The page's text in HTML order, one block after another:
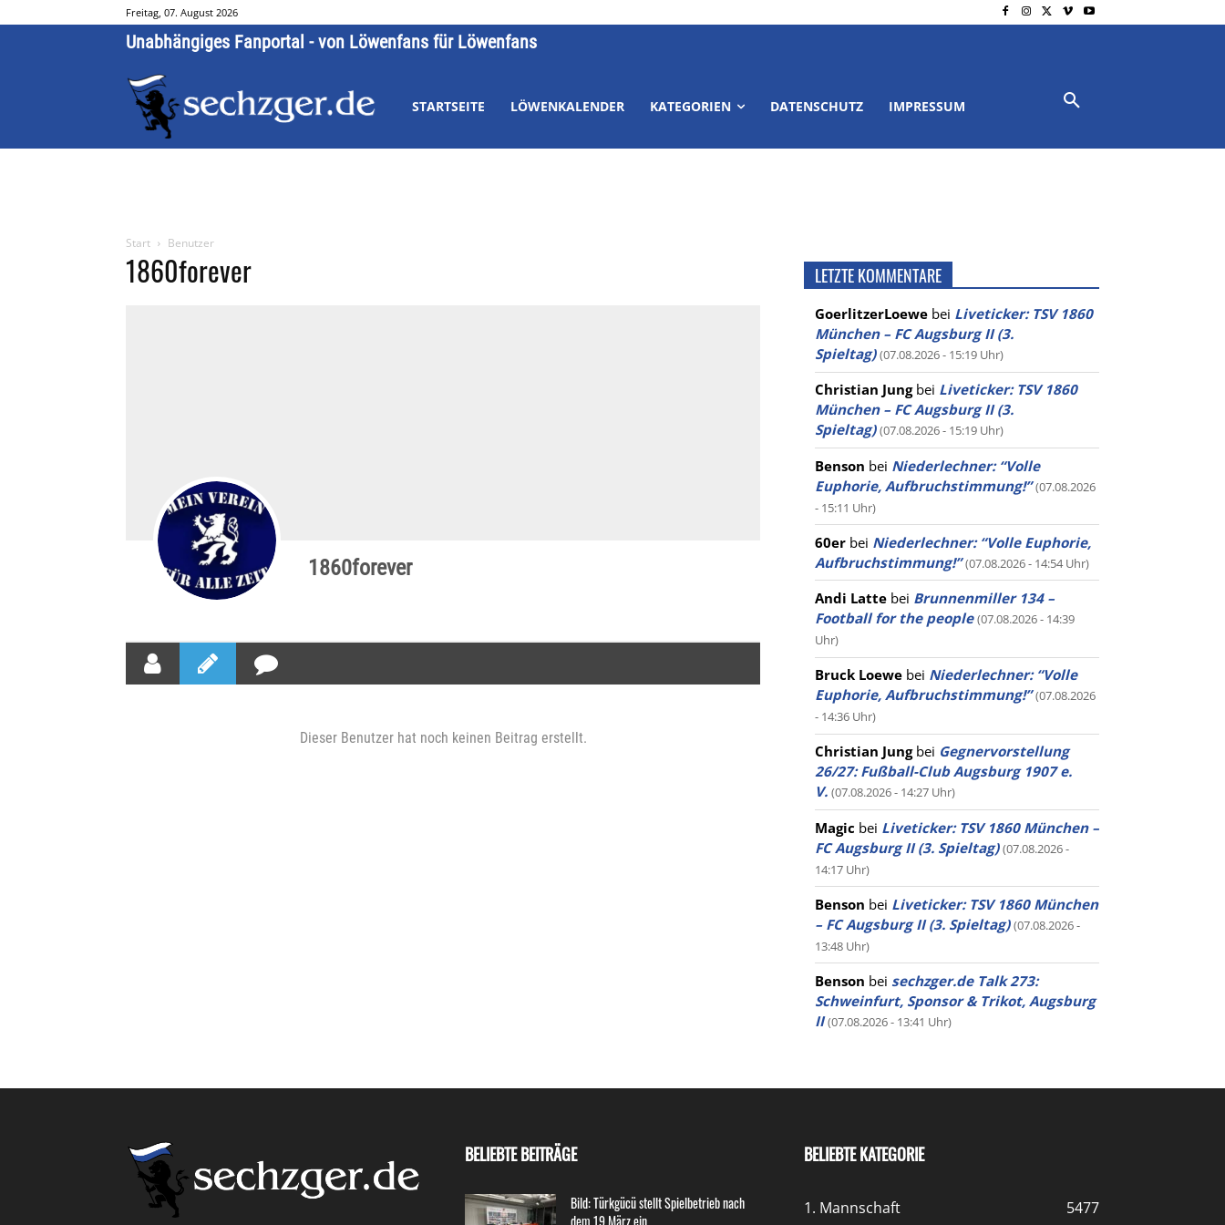
Freitag, 07. August 2026
Unabhängiges Fanportal - von Löwenfans für Löwenfans
STARTSEITE LÖWENKALENDER KATEGORIEN DATENSCHUTZ IMPRESSUM
Start Benutzer
1860forever
1860forever
Dieser Benutzer hat noch keinen Beitrag erstellt.
LETZTE KOMMENTARE
GoerlitzerLoewe bei Liveticker: TSV 1860
München – FC Augsburg II (3.
Spieltag) (07.08.2026 - 15:19 Uhr)
Christian Jungbei Liveticker: TSV 1860
München – FC Augsburg II (3.
Spieltag) (07.08.2026 - 15:19 Uhr)
Benson bei Niederlechner: “Volle
Euphorie, Aufbruchstimmung!” (07.08.2026
- 15:11 Uhr)
60er bei Niederlechner: “Volle Euphorie,
Aufbruchstimmung!” (07.08.2026 - 14:54 Uhr)
Andi Latte bei Brunnenmiller 134 –
Football for the people (07.08.2026 - 14:39
Uhr)
Bruck Loewe bei Niederlechner: “Volle
Euphorie, Aufbruchstimmung!” (07.08.2026
- 14:36 Uhr)
Christian Jungbei Gegnervorstellung
26/27: Fußball-Club Augsburg 1907 e.
V. (07.08.2026 - 14:27 Uhr)
Magic bei Liveticker: TSV 1860 München –
FC Augsburg II (3. Spieltag) (07.08.2026 -
14:17 Uhr)
Benson bei Liveticker: TSV 1860 München
– FC Augsburg II (3. Spieltag) (07.08.2026 -
13:48 Uhr)
Benson bei sechzger.de Talk 273:
Schweinfurt, Sponsor & Trikot, Augsburg
II (07.08.2026 - 13:41 Uhr)
BELIEBTE BEITRÄGE
Bild: Türkgücü stellt Spielbetrieb nach
dem 19.März ein
BELIEBTE KATEGORIE
1. Mannschaft
5477